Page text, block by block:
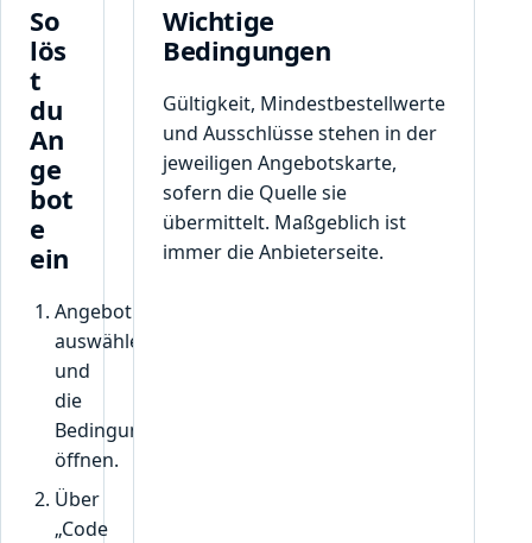
So
lös
t
du
An
ge
bot
e
ein
Angebot
auswählen
und
die
Bedingungen
öffnen.
Über
„Code
Wichtige
Bedingungen
Gültigkeit, Mindestbestellwerte
und Ausschlüsse stehen in der
jeweiligen Angebotskarte,
sofern die Quelle sie
übermittelt. Maßgeblich ist
immer die Anbieterseite.